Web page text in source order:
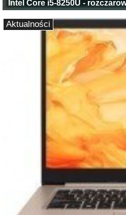
Intel Core i5-8250U -
Aktualności